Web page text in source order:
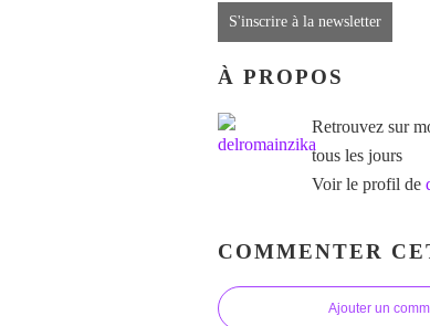
S'inscrire à la newsletter
À PROPOS
Retrouvez sur
tous les jours
Voir le profil de
COMMENTER
Ajouter un